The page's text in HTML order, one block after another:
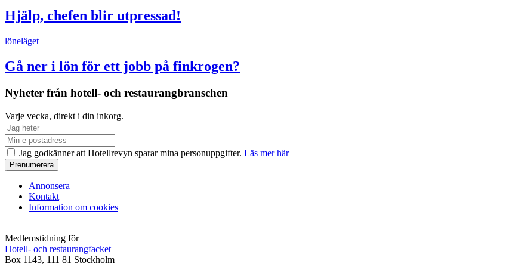
Hjälp, chefen blir utpressad!
löneläget
Gå ner i lön för ett jobb på finkrogen?
Nyheter från hotell- och restaurangbranschen
Varje vecka, direkt i din inkorg.
Jag godkänner att Hotellrevyn sparar mina personuppgifter. Läs mer här
Annonsera
Kontakt
Information om cookies
Medlemstidning för
Hotell- och restaurangfacket
Box 1143, 111 81 Stockholm